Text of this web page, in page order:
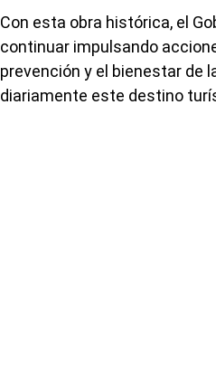
Con esta obra histórica, el
continuar impulsando
prevención y el bienestar de
diariamente este destino